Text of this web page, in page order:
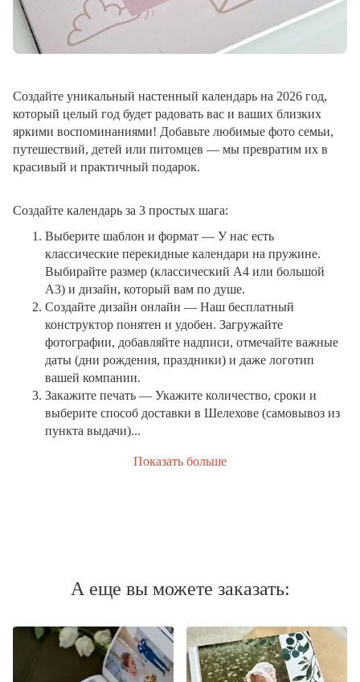
Создайте уникальный настенный календарь на 2026 год,
который целый год будет радовать вас и ваших близких
яркими воспоминаниями! Добавьте любимые фото семьи,
путешествий, детей или питомцев — мы превратим их в
красивый и практичный подарок.
Создайте календарь за 3 простых шага:
Выберите шаблон и формат — У нас есть
классические перекидные календари на пружине.
Выбирайте размер (классический A4 или большой
A3) и дизайн, который вам по душе.
Создайте дизайн онлайн — Наш бесплатный
конструктор понятен и удобен. Загружайте
фотографии, добавляйте надписи, отмечайте важные
даты (дни рождения, праздники) и даже логотип
вашей компании.
Закажите печать — Укажите количество, сроки и
выберите способ доставки в Шелехове (самовывоз из
пункта выдачи)...
Показать больше
А еще вы можете заказать: